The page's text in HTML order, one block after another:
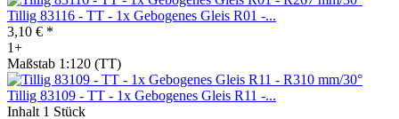
Tillig 83116 - TT - 1x Gebogenes Gleis R01 -...
3,10 € *
1+
Maßstab 1:120 (TT)
Tillig 83109 - TT - 1x Gebogenes Gleis R11 -...
Inhalt 1 Stück